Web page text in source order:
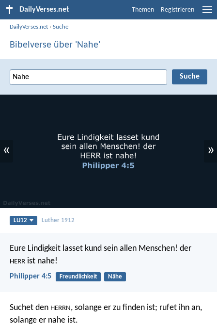
DailyVerses.net Themen Registrieren
DailyVerses.net ›Suche
Bibelverse über 'Nahe'
« »
LU12 Luther 1912
Eure Lindigkeit lasset kund sein allen Menschen! der
HERR ist nahe!
Philipper 4:5 Freundlichkeit Nähe
Suchet den HERRN, solange er zu finden ist; rufet ihn an,
solange er nahe ist.